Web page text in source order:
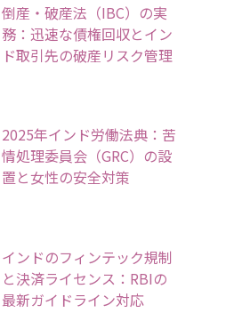
倒産・破産法（IBC）の実
務：迅速な債権回収とイン
ド取引先の破産リスク管理
2025年インド労働法典：苦
情処理委員会（GRC）の設
置と女性の安全対策
インドのフィンテック規制
と決済ライセンス：RBIの
最新ガイドライン対応